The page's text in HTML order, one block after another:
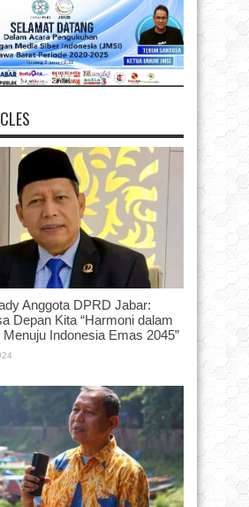
Anggota DPRD Jabar:
Depan Kita “Harmoni dalam
Indonesia Emas 2045”